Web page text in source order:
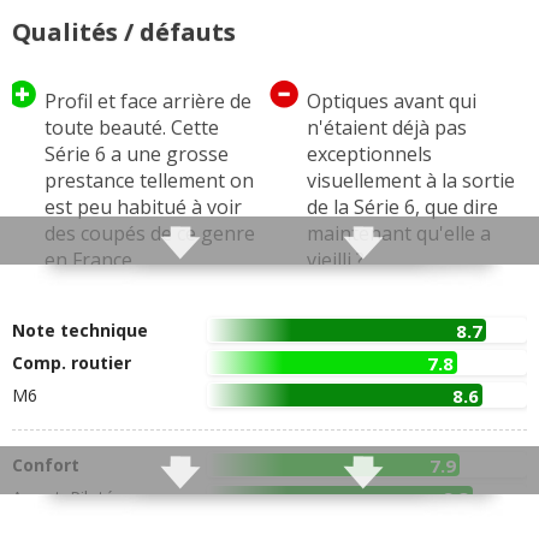
Qualités / défauts
Profil et face arrière de
toute beauté. Cette
Série 6 a une grosse
prestance tellement on
est peu habitué à voir
des coupés de ce genre
en France
Mécaniques
extraordinaires, cela va
de la 630i à la M6. Aucun
moteur n'est à dénigrer
Comportement routier
très efficace malgré le
Optiques avant qui
n'étaient déjà pas
exceptionnels
visuellement à la sortie
de la Série 6, que dire
maintenant qu'elle a
vieilli ?
certaines motorisations
... La 630i manque de
vocalise, même la M6
devient bien plus
impressionnante en
changeant
l'échappement
Note technique 8.7
Comp. routier 7.8
M6 8.6
Confort 7.9
Amort. Piloté 8.3